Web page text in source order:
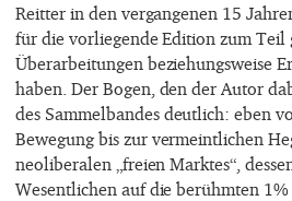
Reitter in den vergangenen 15
für die vorliegende Edition zum Teil
Überarbeitungen beziehungsweise
haben. Der Bogen, den der Autor
des Sammelbandes deutlich: eben
Bewegung bis zur vermeintlichen
neoliberalen „freien Marktes“,
Wesentlichen auf die berühmten